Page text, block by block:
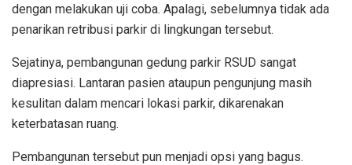
dengan melakukan uji coba. Apalagi, sebelumnya tidak ada
penarikan retribusi parkir di lingkungan tersebut.
Sejatinya, pembangunan gedung parkir RSUD sangat
diapresiasi. Lantaran pasien ataupun pengunjung masih
kesulitan dalam mencari lokasi parkir, dikarenakan
keterbatasan ruang.
Pembangunan tersebut pun menjadi opsi yang bagus.